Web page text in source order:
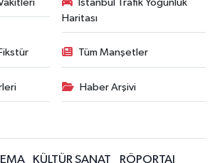
İstanbul Trafik Yoğunluk
Haritası
Tüm Manşetler
Haber Arşivi
KÜLTÜR SANAT RÖPORTAJ